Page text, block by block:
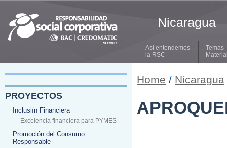
Así entendemos
la RSC
Temas
Nicaragua
PROYECTOS
Inclusiïn Financiera
Excelencia financiera para PYMES
Promoción del Consumo
Responsable
Home / Nicaragua